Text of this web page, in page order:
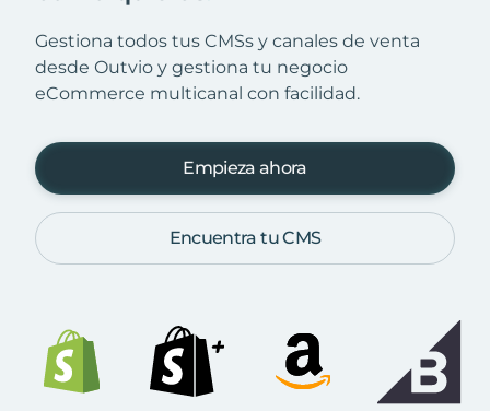
Gestiona todos tus CMSs y canales de venta
desde Outvio y gestiona tu negocio
eCommerce multicanal con facilidad.
Empieza ahora
Encuentra tu CMS